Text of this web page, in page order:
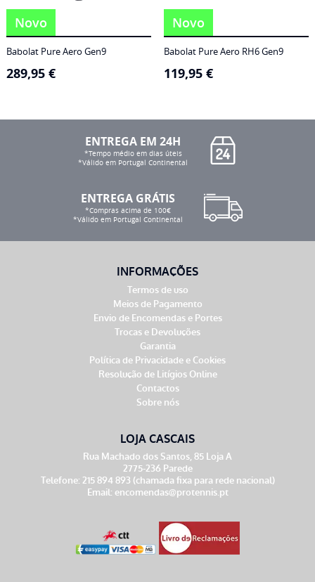
Novo
Babolat Pure Aero Gen9
289,95 €
Novo
Babolat Pure Aero RH6 Gen9
119,95 €
ENTREGA EM 24H
*Tempo médio em dias úteis
*Válido em Portugal Continental
ENTREGA GRÁTIS
*Compras acima de 100€
*Válido em Portugal Continental
INFORMAÇÕES
Termos de uso
Meios de Pagamento
Envio de Encomendas e Portes
Trocas e Devoluções
Garantia
Política de Privacidade e Cookies
Resolução de Litígios Online
Contactos
Sobre nós
LOJA CASCAIS
Rua Machado dos Santos, 85 Loja A
2775-236 Parede
Telefone: 215 894 893 (chamada fixa para rede nacional)
Email: encomendas@protennis.pt